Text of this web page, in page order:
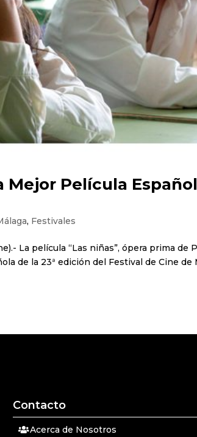
Mejor Película
, Festivales
La película “Las niñas”, ópera prima de
de la 23ª edición del Festival de Cine de
Contacto
Acerca de Nosotros